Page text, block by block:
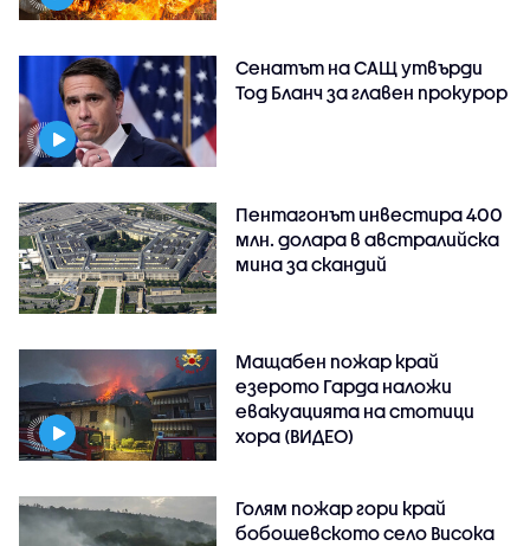
Сенатът на САЩ утвърди
Тод Бланч за главен прокурор
Пентагонът инвестира 400
млн. долара в австралийска
мина за скандий
Мащабен пожар край
езерото Гарда наложи
евакуацията на стотици
хора (ВИДЕО)
Голям пожар гори край
бобошевското село Висока